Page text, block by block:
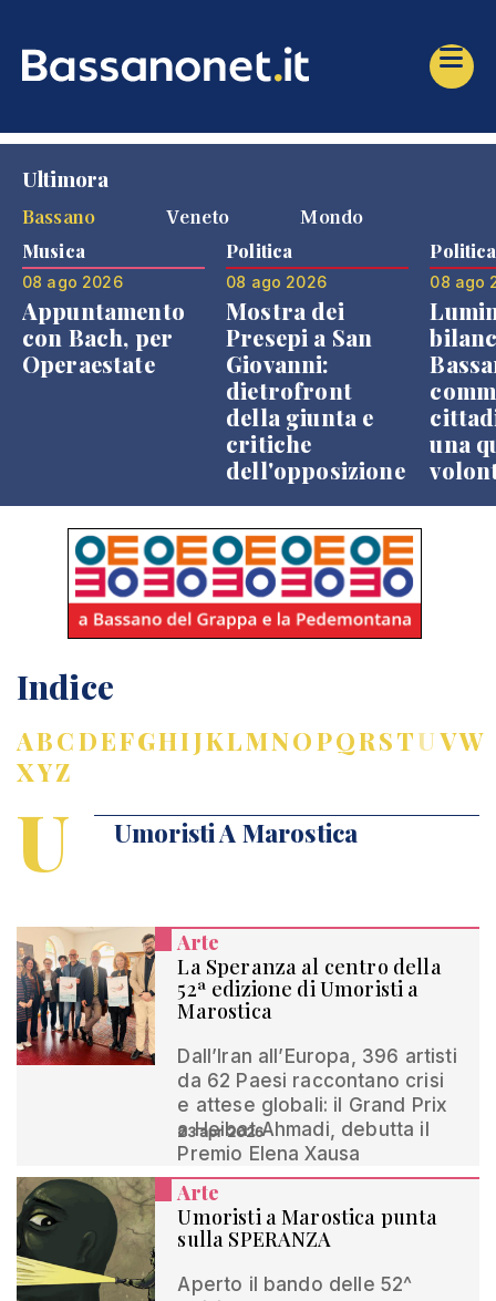
Ultimora
Bassano
Veneto Mondo
Musica
08 ago 2026
Appuntamento
con Bach, per
Operaestate
Politica
08 ago 2026
Mostra dei
Presepi a San
Giovanni:
dietrofront
della giunta e
critiche
dell'opposizione
Politica
08 ago
una
Indice
ABCDEFGHIJKLMNOPQRSTUVW
XYZ
U Umoristi A Marostica
Arte
La Speranza al centro della
52ª edizione di Umoristi a
Marostica
Dall’Iran all’Europa, 396 artisti
da 62 Paesi raccontano crisi
e attese globali: il Grand Prix
a Heibat Ahmadi, debutta il
Premio Elena Xausa
23 apr 2026
Arte
Umoristi a Marostica punta
sulla SPERANZA
Aperto il bando delle 52^